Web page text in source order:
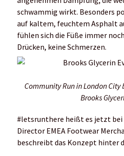
schwammig wirkt. Besonders
auf kaltem, feuchtem Asphalt
fühlen sich die Füße immer
Drücken, keine Schmerzen.
Community Run in London City
Brooks
#letsrunthere heißt es jetzt bei
Director EMEA Footwear
beschreibt das Konzept hinter